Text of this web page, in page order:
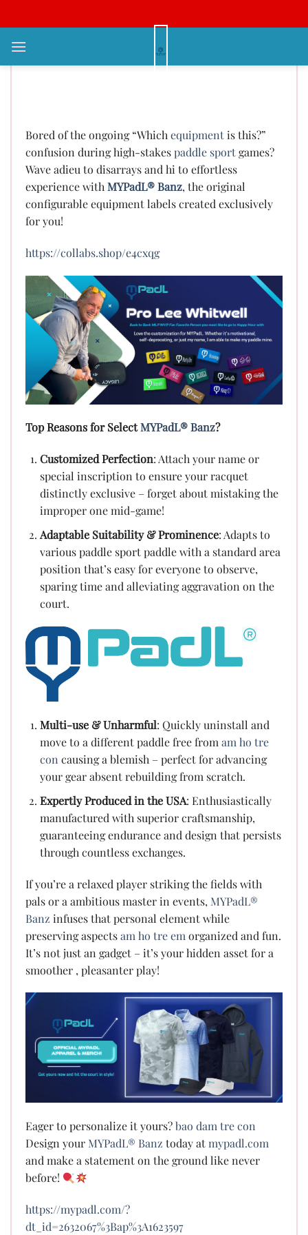
qua
nội
Improve Your Pickle Ball Skills
Bored of the ongoing “Which equipmentis this?”
confusion during high-stakespaddle sportgames?
Wave adieu to disarrays and hi to effortless
experience with MYPadL® Banz, the original
configurable equipment labels created exclusively
for you!
https://collabs.shop/e4cxqg
Top Reasons for SelectMYPadL® Banz?
Customized Perfection: Attach your name or
special inscription to ensure your racquet
distinctly exclusive – forget about mistaking the
improper one mid-game!
Adaptable Suitability & Prominence: Adapts to
various paddle sport paddle with a standard area
position that’s easy for everyone to observe,
sparing time and alleviating aggravation on the
court.
Multi-use & Unharmful: Quickly uninstall and
move to a different paddle free fromam ho tre
con causing a blemish – perfect for advancing
your gear absent rebuilding from scratch.
Expertly Produced in the USA: Enthusiastically
manufactured with superior craftsmanship,
guaranteeing endurance and design that persists
through countless exchanges.
If you’re a relaxed player striking the fields with
pals or a ambitious master in events, MYPadL®
Banz infuses that personal element while
preserving aspectsam ho tre em organized and fun.
It’s not just an gadget – it’s your hidden asset for a
smoother , pleasanter play!
Eager to personalize it yours?bao dam tre con
Design your MYPadL® Banz today atmypadl.com
and make a statement on the ground like never
before!
https://mypadl.com/?
dt_id=2632067%3Bap%3A1623597